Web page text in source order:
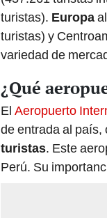
turistas). Europa
turistas) y
variedad de
¿Qué
El Aeropuerto
de entrada al país,
turistas. Este
Perú. Su